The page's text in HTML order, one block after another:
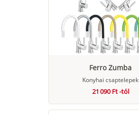
Ferro Zumba
Konyhai csaptelepek
21 090 Ft -tól